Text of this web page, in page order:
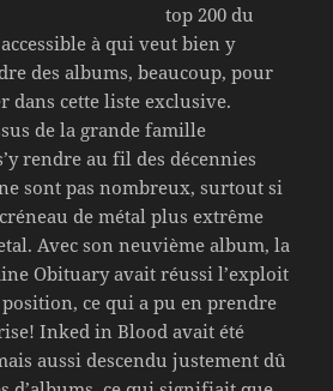
top 200 du
à qui veut bien y
des albums, beaucoup, pour
dans cette liste exclusive.
de la grande famille
rendre au fil des décennies
sont pas nombreux, surtout si
de métal plus extrême
Avec son neuvième album, la
Obituary avait réussi l’exploit
position, ce qui a pu en prendre
Inked in Blood avait été
aussi descendu justement dû